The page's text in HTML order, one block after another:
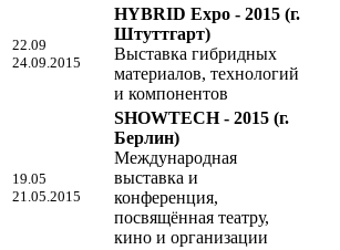
22.09
24.09.2015
HYBRID Expo - 2015 (г.
Штуттгарт)
Выставка гибридных
материалов, технологий
и компонентов
19.05
21.05.2015
SHOWTECH - 2015 (г.
Берлин)
Международная
выставка и
конференция,
посвящённая театру,
кино и организации